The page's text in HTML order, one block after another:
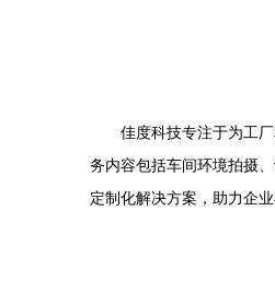
佳度科技专注于为工
务内容包括车间环境拍摄
定制化解决方案，助力企